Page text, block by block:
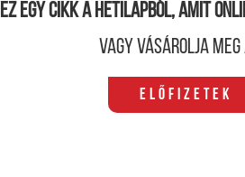
Ez egy cikk a hetilapból, amit
Vagy vásárolja
Előfizetek